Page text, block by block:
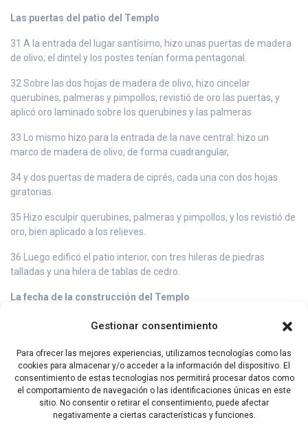
Gestionar consentimiento
Para ofrecer las mejores experiencias, utilizamos tecnologías como las
cookies para almacenar y/o acceder a la información del dispositivo. El
consentimiento de estas tecnologías nos permitirá procesar datos como
el comportamiento de navegación o las identificaciones únicas en este
sitio. No consentir o retirar el consentimiento, puede afectar
negativamente a ciertas características y funciones.
Las puertas del patio del Templo
31 A la entrada del lugar santísimo, hizo unas puertas de madera
de olivo; el dintel y los postes tenían forma pentagonal.
32 Sobre las dos hojas de madera de olivo, hizo cincelar
querubines, palmeras y pimpollos; revistió de oro las puertas, y
aplicó oro laminado sobre los querubines y las palmeras.
33 Lo mismo hizo para la entrada de la nave central: hizo un
marco de madera de olivo, de forma cuadrangular,
34 y dos puertas de madera de ciprés, cada una con dos hojas
giratorias.
35 Hizo esculpir querubines, palmeras y pimpollos, y los revistió de
oro, bien aplicado a los relieves.
36 Luego edificó el patio interior, con tres hileras de piedras
talladas y una hilera de tablas de cedro.
La fecha de la construcción del Templo
37 En el cuarto año, en el mes de Ziv, se pusieron los fundamentos
38 En el año undécimo, en el mes de Bul –que es el octavo mes–,
fue terminada la Casa en todos sus detalles y conforme al
proyecto. Siete años tardó Salomón para terminarla.